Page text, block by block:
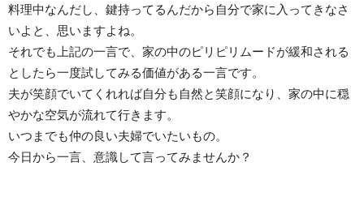
料理中なんだし、鍵持ってるんだから自分で家に入ってきなさ
いよと、思いますよね。
それでも上記の一言で、家の中のピリピリムードが緩和される
としたら一度試してみる価値がある一言です。
夫が笑顔でいてくれれば自分も自然と笑顔になり、家の中に穏
やかな空気が流れて行きます。
いつまでも仲の良い夫婦でいたいもの。
今日から一言、意識して言ってみませんか？